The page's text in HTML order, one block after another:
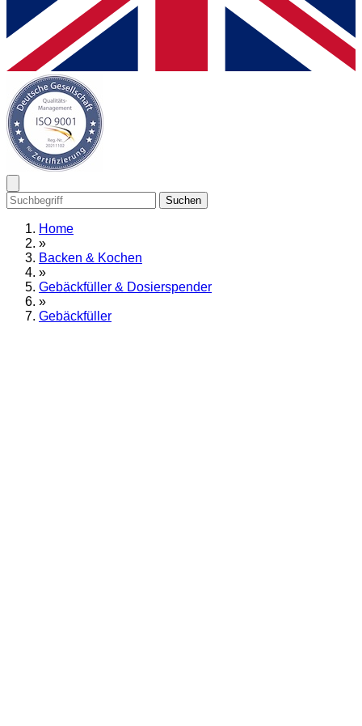
Suchen
Home
»
Backen & Kochen
»
Gebäckfüller & Dosierspender
»
Gebäckfüller